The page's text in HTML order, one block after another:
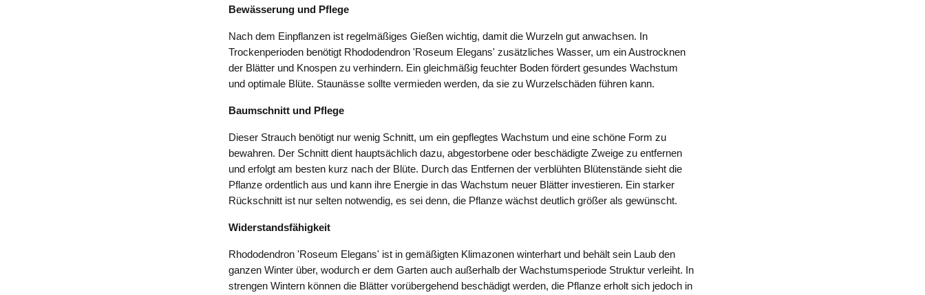
Bewässerung und Pflege
Nach dem Einpflanzen ist regelmäßiges Gießen wichtig, damit die Wurzeln gut anwachsen. In
Trockenperioden benötigt Rhododendron 'Roseum Elegans' zusätzliches Wasser, um ein Austrocknen
der Blätter und Knospen zu verhindern. Ein gleichmäßig feuchter Boden fördert gesundes Wachstum
und optimale Blüte. Staunässe sollte vermieden werden, da sie zu Wurzelschäden führen kann.
Baumschnitt und Pflege
Dieser Strauch benötigt nur wenig Schnitt, um ein gepflegtes Wachstum und eine schöne Form zu
bewahren. Der Schnitt dient hauptsächlich dazu, abgestorbene oder beschädigte Zweige zu entfernen
und erfolgt am besten kurz nach der Blüte. Durch das Entfernen der verblühten Blütenstände sieht die
Pflanze ordentlich aus und kann ihre Energie in das Wachstum neuer Blätter investieren. Ein starker
Rückschnitt ist nur selten notwendig, es sei denn, die Pflanze wächst deutlich größer als gewünscht.
Widerstandsfähigkeit
Rhododendron 'Roseum Elegans' ist in gemäßigten Klimazonen winterhart und behält sein Laub den
ganzen Winter über, wodurch er dem Garten auch außerhalb der Wachstumsperiode Struktur verleiht. In
strengen Wintern können die Blätter vorübergehend beschädigt werden, die Pflanze erholt sich jedoch in